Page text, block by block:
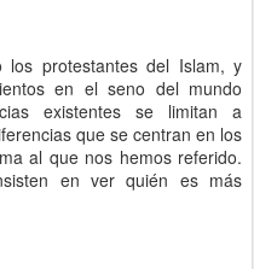
los protestantes del Islam, y
en el seno del mundo
existentes se limitan a
que se centran en los
al que nos hemos referido.
en ver quién es más